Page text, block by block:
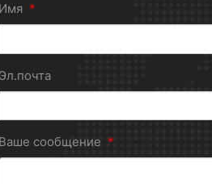
Имя *
Эл.почта
Ваше сообщение *